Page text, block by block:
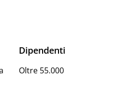
Dipendenti
Oltre 55.000